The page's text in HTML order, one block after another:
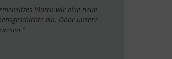
läuten wir eine neue
ein. Ohne unsere